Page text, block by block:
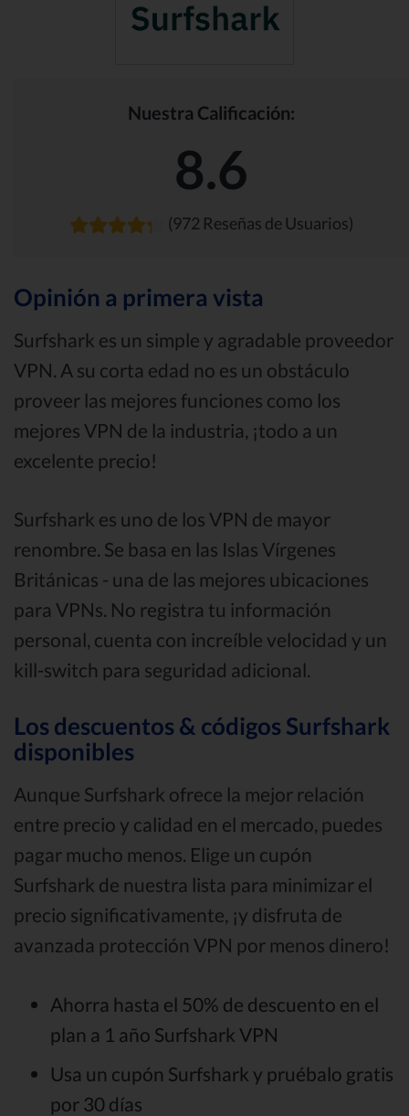
Nuestra Calificación:
8.6
(972 Reseñas de Usuarios)
Opinión a primera vista
Surfshark es un simple y agradable proveedor
VPN. A su corta edad no es un obstáculo
proveer las mejores funciones como los
mejores VPN de la industria, ¡todo a un
excelente precio!
Surfshark es uno de los VPN de mayor
renombre. Se basa en las Islas Vírgenes
Británicas - una de las mejores ubicaciones
para VPNs. No registra tu información
personal, cuenta con increíble velocidad y un
kill-switch para seguridad adicional.
Los descuentos & códigos Surfshark
disponibles
Aunque Surfshark ofrece la mejor relación
entre precio y calidad en el mercado, puedes
pagar mucho menos. Elige un cupón
Surfshark de nuestra lista para minimizar el
precio significativamente, ¡y disfruta de
avanzada protección VPN por menos dinero!
Ahorra hasta el 50% de descuento en el
plan a 1 año Surfshark VPN
Usa un cupón Surfshark y pruébalo gratis
por 30 días